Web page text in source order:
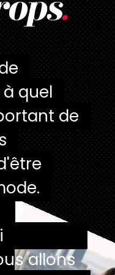
quel
de
quel
de